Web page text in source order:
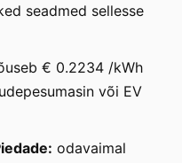
seadmed sellesse
€ 0.2234 /kWh
või EV
odavaimal